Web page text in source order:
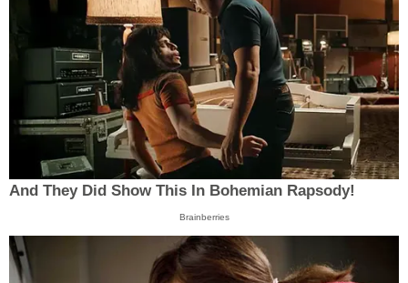
And They Did Show This In Bohemian Rapsody!
Brainberries